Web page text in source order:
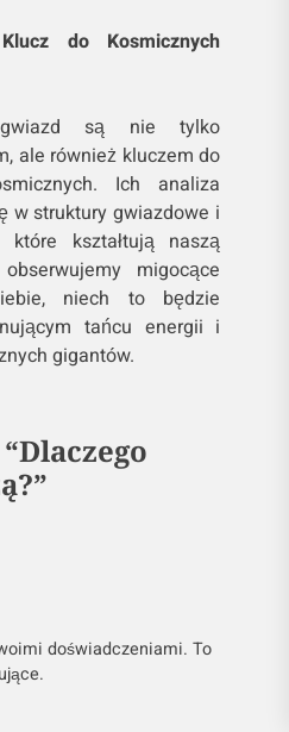
do Kosmicznych
są nie tylko
ale również kluczem do
Ich analiza
w struktury gwiazdowe i
kształtują naszą
migocące
niech to będzie
tańcu energii i
gigantów.
Dlaczego
”
doświadczeniami. To